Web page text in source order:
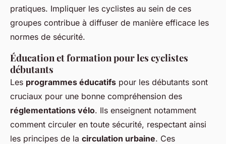
pratiques. Impliquer les cyclistes au sein de ces
groupes contribue à diffuser de manière efficace les
normes de sécurité.
Éducation et formation pour les cyclistes
débutants
Les programmes éducatifs pour les débutants sont
cruciaux pour une bonne compréhension des
réglementations vélo. Ils enseignent notamment
comment circuler en toute sécurité, respectant ainsi
les principes de la circulation urbaine. Ces